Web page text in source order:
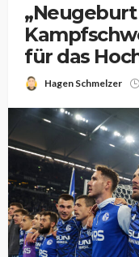
für das
Hagen Schmelzer